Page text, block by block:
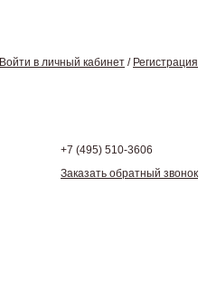
Войти в личный кабинет / Регистрация
+7 (495) 510-3606
Заказать обратный звонок